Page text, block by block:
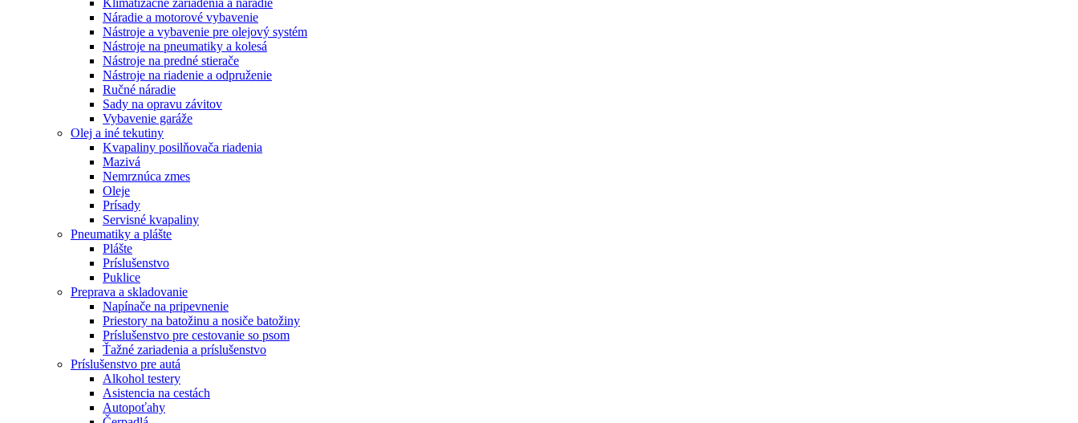
Náradie a motorové vybavenie
Nástroje a vybavenie pre olejový systém
Nástroje na pneumatiky a kolesá
Nástroje na predné stierače
Nástroje na riadenie a odpruženie
Ručné náradie
Sady na opravu závitov
Vybavenie garáže
Olej a iné tekutiny
Kvapaliny posilňovača riadenia
Mazivá
Nemrznúca zmes
Oleje
Prísady
Servisné kvapaliny
Pneumatiky a plášte
Plášte
Príslušenstvo
Puklice
Preprava a skladovanie
Napínače na pripevnenie
Priestory na batožinu a nosiče batožiny
Príslušenstvo pre cestovanie so psom
Ťažné zariadenia a príslušenstvo
Príslušenstvo pre autá
Alkohol testery
Asistencia na cestách
Autopoťahy